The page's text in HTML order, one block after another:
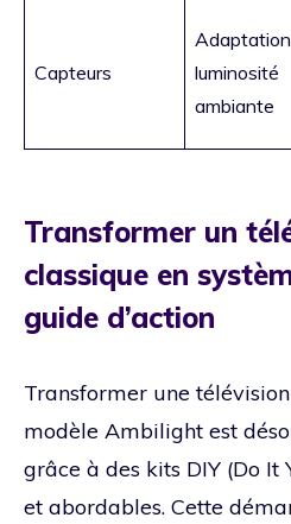
Capteurs
luminosité
ambiante
Transformer un
classique en
guide d’action
Transformer une
modèle Ambilight est
grâce à des kits DIY (Do
et abordables. Cette